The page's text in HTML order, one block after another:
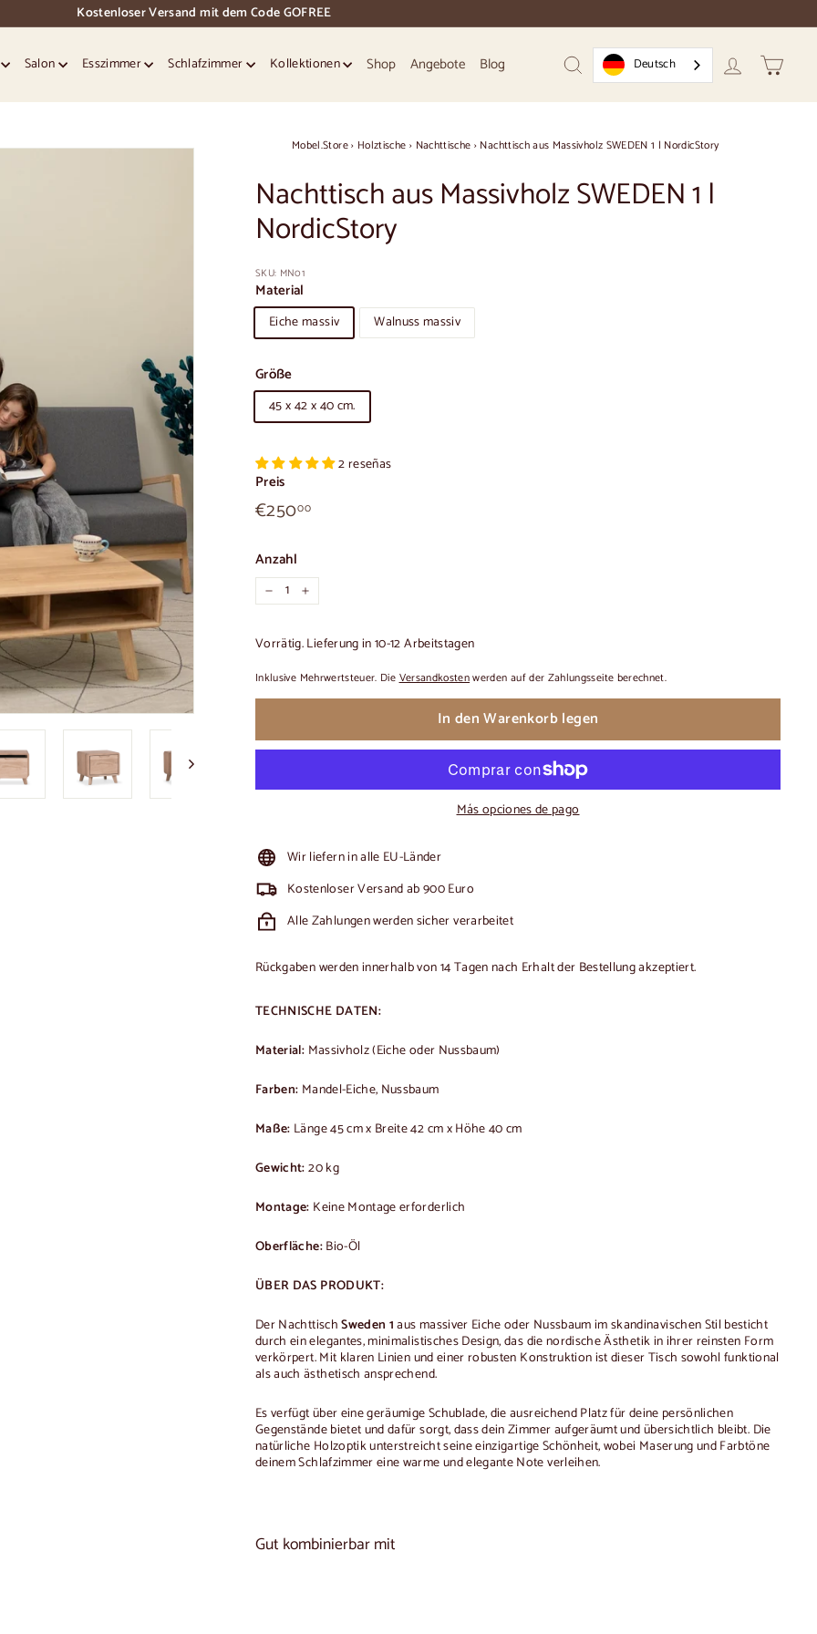
Dias
Kostenloser Versand mit dem Code GOFREE
Salon Esszimmer Schlafzimmer Kollektionen Shop Angebote Blog Suchen Deutsch Konto
Mobel.Store› Holztische › Nachttische › Nachttisch aus Massivholz SWEDEN 1 | NordicStory
Nachttisch aus Massivholz SWEDEN 1 |
NordicStory
SKU: MN01
Material
Eiche massiv Walnuss massiv
Größe
45 x 42 x 40 cm.
2 reseñas
Preis
Üblicher
Preis
€25000€250,00
Anzahl
− +
Vorrätig. Lieferung in 10-12 Arbeitstagen
Inklusive Mehrwertsteuer. DieVersandkostenwerden auf der Zahlungsseite berechnet.
In den Warenkorb legen
Más opciones de pago
Wir liefern in alle EU-Länder
Kostenloser Versand ab 900 Euro
Alle Zahlungen werden sicher verarbeitet
Rückgaben werden innerhalb von 14 Tagen nach Erhalt der Bestellung akzeptiert.
TECHNISCHE DATEN:
Material: Massivholz (Eiche oder Nussbaum)
Farben: Mandel-Eiche, Nussbaum
Maße: Länge 45 cm x Breite 42 cm x Höhe 40 cm
Gewicht:20 kg
Montage: Keine Montage erforderlich
Oberfläche:Bio-Öl
ÜBER DAS PRODUKT:
Der NachttischSweden 1aus massiver Eiche oder Nussbaum im skandinavischen Stil besticht
durch ein elegantes, minimalistisches Design, das die nordische Ästhetik in ihrer reinsten Form
verkörpert. Mit klaren Linien und einer robusten Konstruktion ist dieser Tisch sowohl funktional
als auch ästhetisch ansprechend.
Es verfügt über eine geräumige Schublade, die ausreichend Platz für deine persönlichen
Gegenstände bietet und dafür sorgt, dass dein Zimmer aufgeräumt und übersichtlich bleibt. Die
natürliche Holzoptik unterstreicht seine einzigartige Schönheit, wobei Maserung und Farbtöne
deinem Schlafzimmer eine warme und elegante Note verleihen.
Gut kombinierbar mit